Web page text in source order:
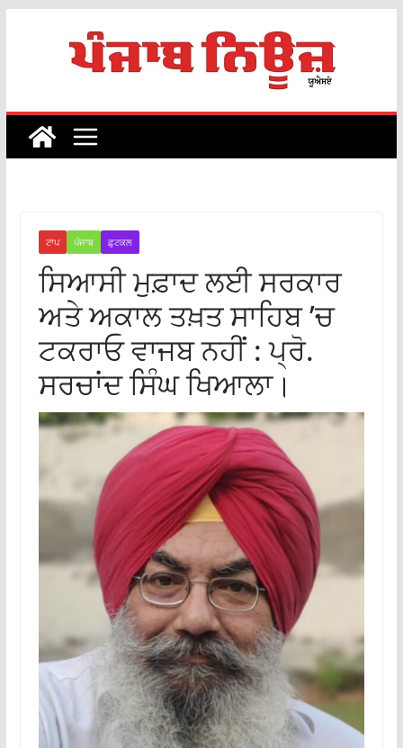
ਟਾਪ ਪੰਜਾਬ ਫ਼ੁਟਕਲ
ਸਿਆਸੀ ਮੁਫ਼ਾਦ ਲਈ ਸਰਕਾਰ
ਅਤੇ ਅਕਾਲ ਤਖ਼ਤ ਸਾਹਿਬ ’ਚ
ਟਕਰਾਓ ਵਾਜਬ ਨਹੀਂ : ਪ੍ਰੋ.
ਸਰਚਾਂਦ ਸਿੰਘ ਖਿਆਲਾ।